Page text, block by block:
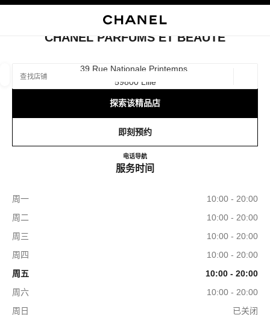
关闭精品店卡片 CHANEL PARFUMS ET BEAUTÉ
CHANEL PARFUMS ET BEAUTÉ
39 Rue Nationale Printemps,
59800 Lille
探索该精品店
即刻预约
电话320139852
导航CHANEL Parfums et Beauté
服务时间
周一
10:00 - 20:00
周二
10:00 - 20:00
周三
10:00 - 20:00
周四
10:00 - 20:00
周五
10:00 - 20:00
周六
10:00 - 20:00
周日
已关闭
腕表与高级珠宝